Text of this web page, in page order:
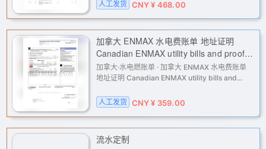
人工发货 CNY ¥ 468.00
加拿大 ENMAX 水电费账单 地址证明
Canadian ENMAX utility bills and proof
of address
加拿大·水电燃账单 · 加拿大 ENMAX 水电费账单
地址证明 Canadian ENMAX utility bills and
工处理，支持多种支付方式。 卖点：适用亚马逊
Amazon / eBay / Etsy / 等
人工发货 CNY ¥ 359.00
流水定制